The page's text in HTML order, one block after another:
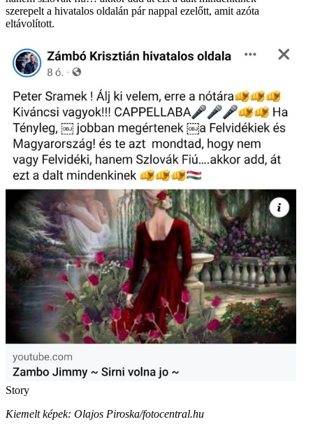
szerepelt a hivatalos oldalán pár nappal ezelőtt, amit azóta
eltávolított.
Story
Kiemelt képek: Olajos Piroska/fotocentral.hu